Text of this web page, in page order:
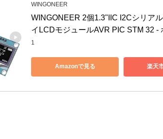
WINGONEER
WINGONEER 2個1.3"IIC I2Cシリア
イLCDモジュールAVR PIC STM 32 -
1
Amazonで見る 楽天